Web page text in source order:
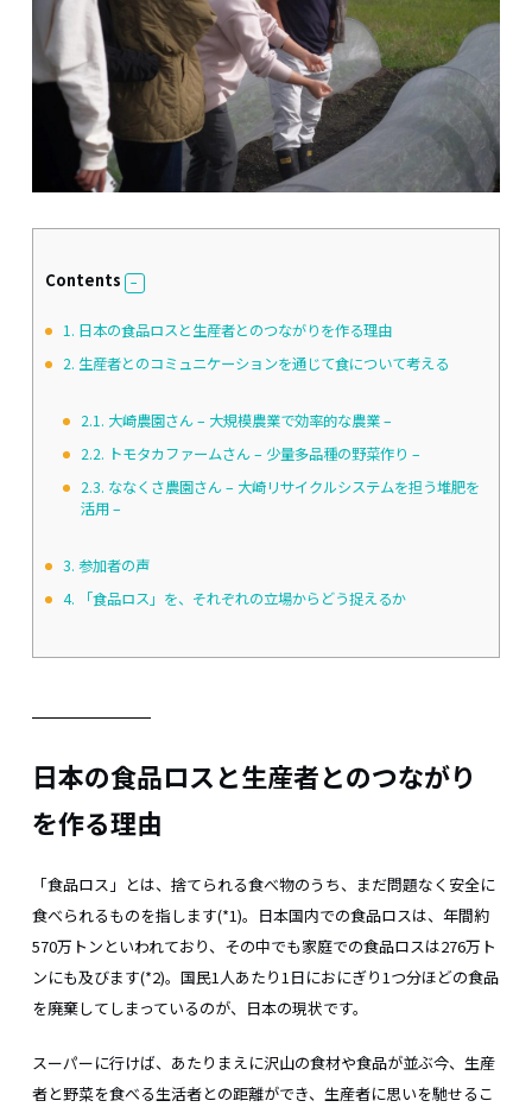
Contents
1. 日本の食品ロスと生産者とのつながりを作る理由
2. 生産者とのコミュニケーションを通じて食について考える
2.1. 大崎農園さん – 大規模農業で効率的な農業 –
2.2. トモタカファームさん – 少量多品種の野菜作り –
2.3. ななくさ農園さん – 大崎リサイクルシステムを担う堆肥を
活用 –
3. 参加者の声
4. 「食品ロス」を、それぞれの立場からどう捉えるか
日本の食品ロスと生産者とのつながり
を作る理由
「食品ロス」とは、捨てられる食べ物のうち、まだ問題なく安全に
食べられるものを指します(*1)。日本国内での食品ロスは、年間約
570万トンといわれており、その中でも家庭での食品ロスは276万ト
ンにも及びます(*2)。国民1人あたり1日におにぎり1つ分ほどの食品
を廃棄してしまっているのが、日本の現状です。
スーパーに行けば、あたりまえに沢山の食材や食品が並ぶ今、生産
者と野菜を食べる生活者との距離ができ、生産者に思いを馳せるこ